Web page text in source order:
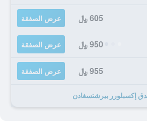
605 ﷼ عرض الصفقة
950 ﷼ عرض الصفقة
955 ﷼ عرض الصفقة